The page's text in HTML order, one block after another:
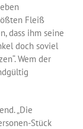
Fleiß
dass ihm seine
doch soviel
Wem der
„Die
Stück